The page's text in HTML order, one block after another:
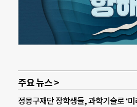
주요 뉴스 >
정몽구재단 장학생들, 과학기술로 ‘미